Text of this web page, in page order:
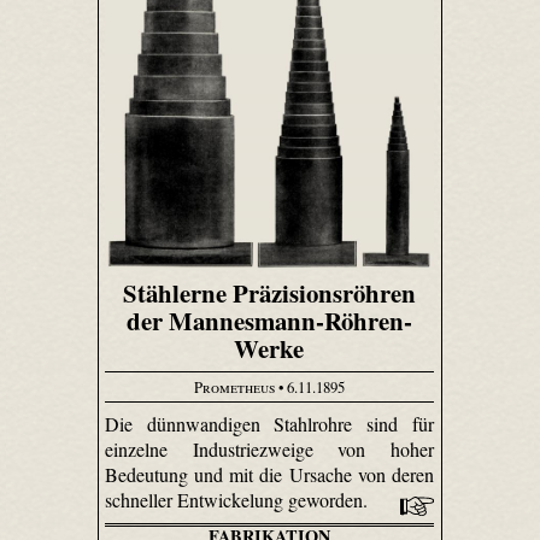
Stählerne Präzisionsröhren
der Mannesmann-Röhren-
Werke
Prometheus• 6.11.1895
Die dünnwandigen Stahlrohre sind für
einzelne Industriezweige von hoher
Bedeutung und mit die Ursache von deren
schneller Entwickelung geworden.